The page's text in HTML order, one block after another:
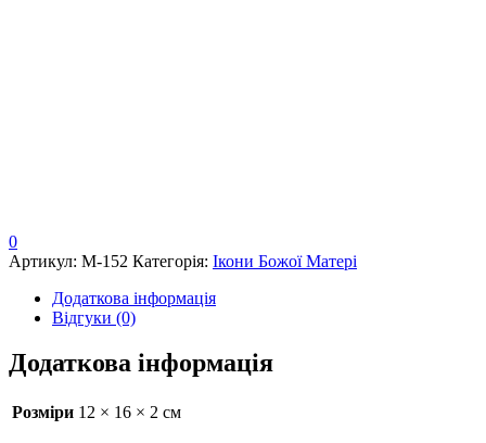
0
Артикул: М-152 Категорія: Ікони Божої Матері
Додаткова інформація
Відгуки (0)
Додаткова інформація
Розміри 12 × 16 × 2 см